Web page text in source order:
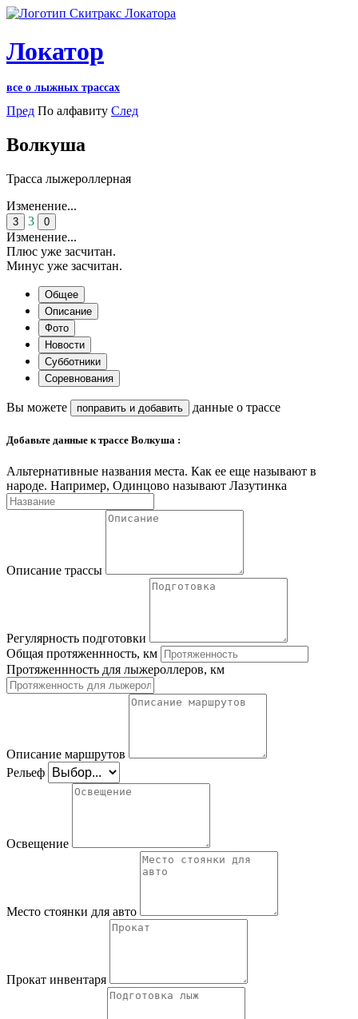
Локатор
все о лыжных трассах
Пред По алфавиту След
Волкуша
Трасса лыжероллерная
Изменение...
3 3 0
Изменение...
Плюс уже засчитан.
Минус уже засчитан.
Общее
Описание
Фото
Новости
Субботники
Соревнования
Вы можете поправить и добавить данные о трассе
Добавьте данные к трассе Волкуша :
Альтернативные названия места. Как ее еще называют в
народе. Например, Одинцово называют Лазутинка
Описание трассы
Регулярность подготовки
Общая протяженнность, км
Протяженнность для лыжероллеров, км
Описание маршрутов
Рельеф
Освещение
Место стоянки для авто
Прокат инвентаря